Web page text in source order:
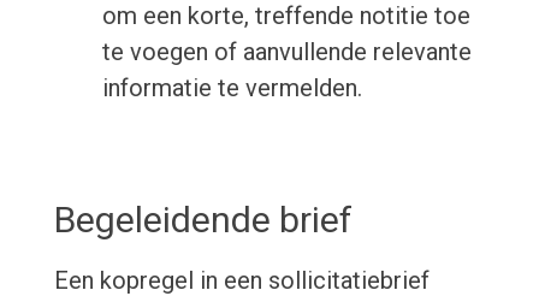
om een korte, treffende notitie toe
te voegen of aanvullende relevante
informatie te vermelden.
Begeleidende brief
Een kopregel in een sollicitatiebrief